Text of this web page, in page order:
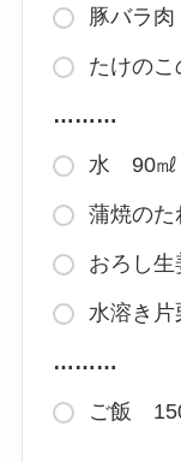
豚バラ
たけの
………
水 90㎖
蒲焼の
おろし
水溶き
………
ご飯